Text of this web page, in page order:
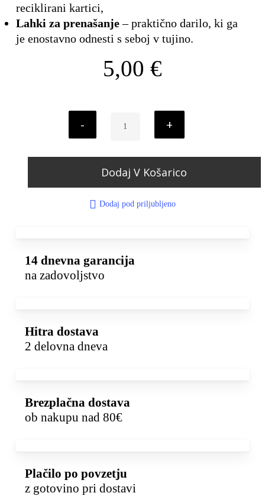
reciklirani kartici,
Lahki za prenašanje– praktično darilo, ki ga
je enostavno odnesti s seboj v tujino.
5,00 €
Dodaj V Košarico
Dodaj pod priljubljeno
14 dnevna garancija
na zadovoljstvo
Hitra dostava
2 delovna dneva
Brezplačna dostava
ob nakupu nad 80€
Plačilo po povzetju
z gotovino pri dostavi